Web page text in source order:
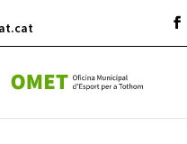
D'ESTIU